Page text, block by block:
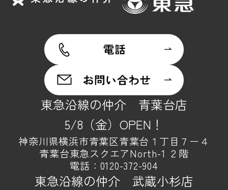
東急沿線の仲介 青葉台店
5/8（金）OPEN！
神奈川県横浜市青葉区青葉台１丁目７ー４
青葉台東急スクエアNorth-1 ２階
電話： 0120-372-904
東急沿線の仲介 武蔵小杉店